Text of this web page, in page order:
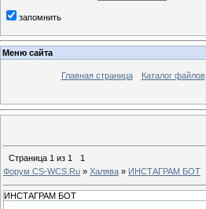
запомнить
Меню сайта
Главная страница Каталог файлов
Страница 1 из 1
1
Форум CS-WCS.Ru » Халява » ИНСТАГРАМ БОТ
ИНСТАГРАМ БОТ